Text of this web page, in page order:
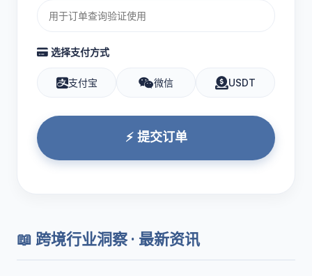
选择支付方式
支付宝 微信 USDT
⚡ 提交订单
📖 跨境行业洞察 · 最新资讯